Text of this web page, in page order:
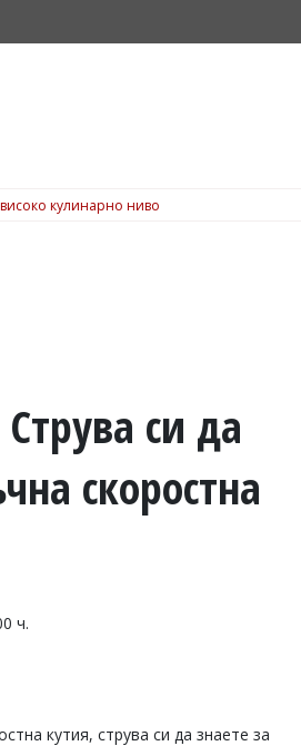
кулинарно ниво
си да
скоростна
ч.
кутия, струва си да знаете за